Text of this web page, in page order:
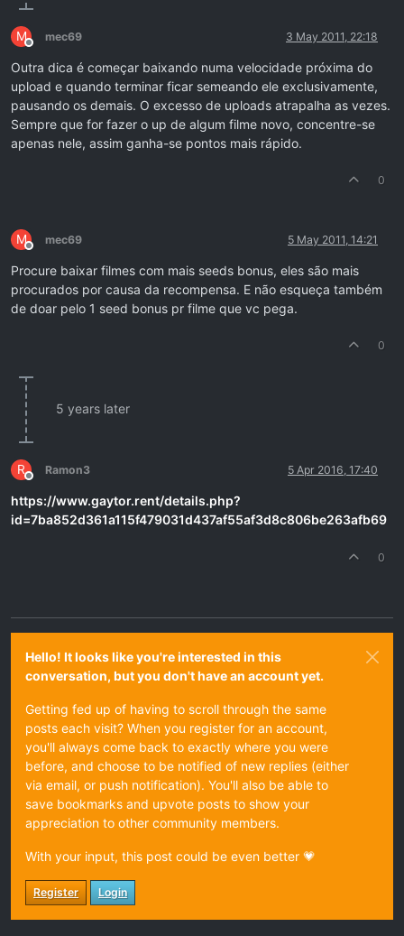
M
Offline
mec69 3 May 2011, 22:18
Outra dica é começar baixando numa velocidade próxima do
upload e quando terminar ficar semeando ele exclusivamente,
pausando os demais. O excesso de uploads atrapalha as vezes.
Sempre que for fazer o up de algum filme novo, concentre-se
apenas nele, assim ganha-se pontos mais rápido.
0
M
Offline
mec69 5 May 2011, 14:21
Procure baixar filmes com mais seeds bonus, eles são mais
procurados por causa da recompensa. E não esqueça também
de doar pelo 1 seed bonus pr filme que vc pega.
0
5 years later
R
Offline
Ramon3 5 Apr 2016, 17:40
https://www.gaytor.rent/details.php?
id=7ba852d361a115f479031d437af55af3d8c806be263afb69
0
Hello! It looks like you're interested in this
conversation, but you don't have an account yet.
Getting fed up of having to scroll through the same
posts each visit? When you register for an account,
you'll always come back to exactly where you were
before, and choose to be notified of new replies (either
via email, or push notification). You'll also be able to
save bookmarks and upvote posts to show your
appreciation to other community members.
With your input, this post could be even better 💗
Register Login